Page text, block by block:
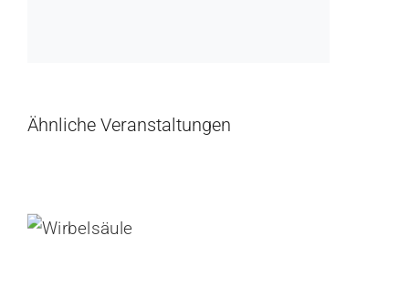
Ähnliche Veranstaltungen